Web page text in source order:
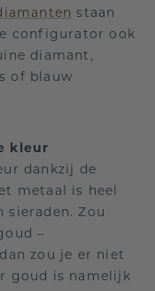
staan
configurator ook
diamant,
of blauw
kleur
dankzij de
metaal is heel
sieraden. Zou
–
zou je er niet
goud is namelijk